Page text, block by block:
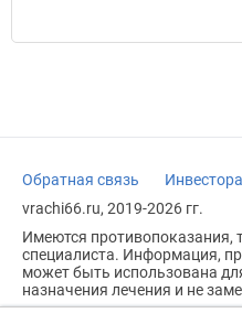
Обратная связь
vrachi66.ru, 2019-2026 гг.
Имеются противопоказания,
специалиста. Информация,
может быть использована
назначения лечения и не